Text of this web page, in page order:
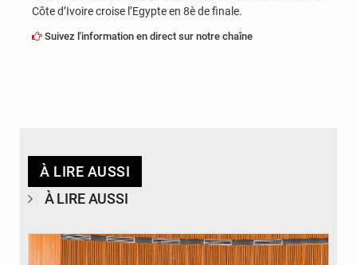
Côte d’Ivoire croise l’Egypte en 8è de finale.
Suivez l'information en direct sur notre chaîne
À LIRE AUSSI
À LIRE AUSSI